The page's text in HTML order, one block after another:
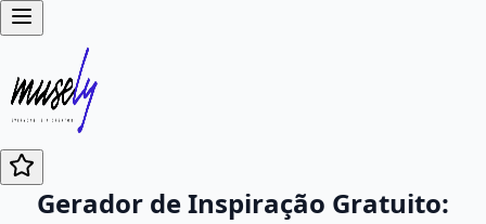
Gerador de Inspiração Gratuito: